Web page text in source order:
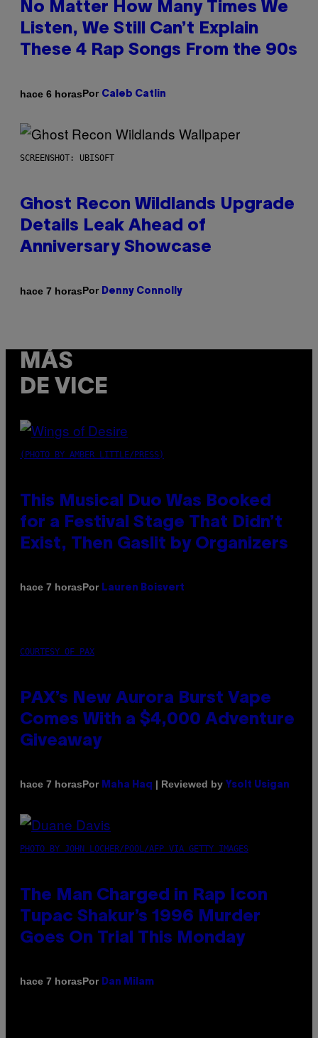
No Matter How Many Times We
Listen, We Still Can’t Explain
These 4 Rap Songs From the 90s
hace 6 horasPor Caleb Catlin
SCREENSHOT: UBISOFT
Ghost Recon Wildlands Upgrade
Details Leak Ahead of
Anniversary Showcase
hace 7 horasPor Denny Connolly
MÁS
DE VICE
(PHOTO BY AMBER LITTLE/PRESS)
This Musical Duo Was Booked
for a Festival Stage That Didn’t
Exist, Then Gaslit by Organizers
hace 7 horasPor Lauren Boisvert
COURTESY OF PAX
PAX’s New Aurora Burst Vape
Comes With a $4,000 Adventure
Giveaway
hace 7 horasPor Maha Haq | Reviewed by Ysolt Usigan
PHOTO BY JOHN LOCHER/POOL/AFP VIA GETTY IMAGES
The Man Charged in Rap Icon
Tupac Shakur’s 1996 Murder
Goes On Trial This Monday
hace 7 horasPor Dan Milam